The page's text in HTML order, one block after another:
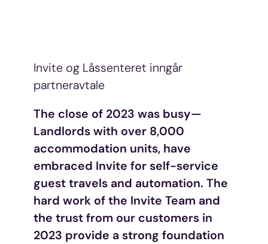
Invite og Låssenteret inngår
partneravtale
The close of 2023 was busy—
Landlords with over 8,000
accommodation units, have
embraced Invite for self-service
guest travels and automation. The
hard work of the Invite Team and
the trust from our customers in
2023 provide a strong foundation